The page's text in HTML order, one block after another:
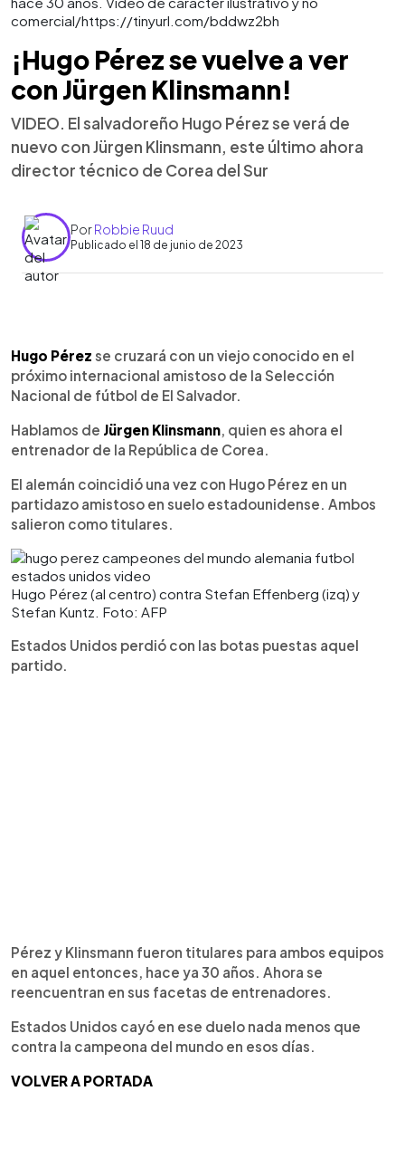
comercial/https://tinyurl.com/bddwz2bh
¡Hugo Pérez se vuelve a ver
con Jürgen Klinsmann!
VIDEO. El salvadoreño Hugo Pérez se verá de
nuevo con Jürgen Klinsmann, este último ahora
director técnico de Corea del Sur
PorRobbie Ruud
Publicado el 18 de junio de 2023
► Escuchar artículo
Hugo Pérez se cruzará con un viejo conocido en el
próximo internacional amistoso de la Selección
Nacional de fútbol de El Salvador.
Hablamos de Jürgen Klinsmann , quien es ahora el
entrenador de la República de Corea.
El alemán coincidió una vez con Hugo Pérez en un
partidazo amistoso en suelo estadounidense. Ambos
salieron como titulares.
Hugo Pérez (al centro) contra Stefan Effenberg (izq) y
Stefan Kuntz. Foto: AFP
Estados Unidos perdió con las botas puestas aquel
partido.
Pérez y Klinsmann fueron titulares para ambos equipos
en aquel entonces, hace ya 30 años. Ahora se
reencuentran en sus facetas de entrenadores.
Estados Unidos cayó en ese duelo nada menos que
contra la campeona del mundo en esos días.
VOLVER A PORTADA